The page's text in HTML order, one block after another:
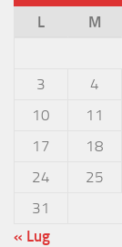
L
M
3
4
10
11
17
18
24
25
31
« Lug